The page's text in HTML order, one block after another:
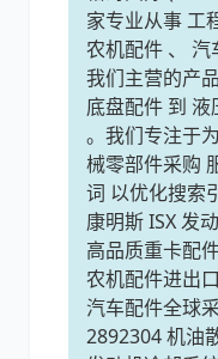
尼桑
家专业从事 工
农机配件 、 汽
我们主营的产
底盘配件 到
。我们专注于
械零部件采购
词 以优化搜索
康明斯 ISX 发
高品质重卡配
农机配件进出
汽车配件全球
2892304 机油